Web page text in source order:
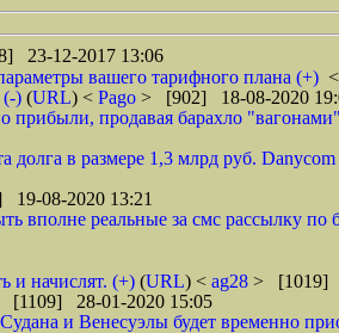
23-12-2017 13:06
вашего тарифного плана (+) <
(-) (URL) < Pago > [902] 18-08-2020
продавая барахло
в размере 1,3 млрд руб. Danycom
08-2020 13:21
вполне реальные за смс рассылку по
и начислят. (+) (URL) < ag28 > [1019]
[1109] 28-01-2020 15:05
и Венесуэлы будет временно